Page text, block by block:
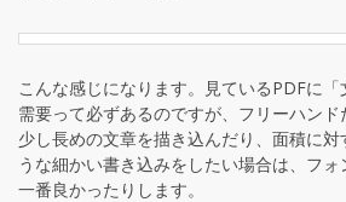
こんな感じになります。見ているPDFに
需要って必ずあるのですが、フリーハンド
少し長めの文章を描き込んだり、面積に対
うな細かい書き込みをしたい場合は、フ
一番良かったりします。